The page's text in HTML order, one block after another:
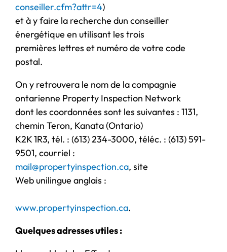
conseiller.cfm?attr=4)
et à y faire la recherche dun conseiller
énergétique en utilisant les trois
premières lettres et numéro de votre code
postal.
On y retrouvera le nom de la compagnie
ontarienne Property Inspection Network
dont les coordonnées sont les suivantes : 1131,
chemin Teron, Kanata (Ontario)
K2K 1R3, tél. : (613) 234-3000, téléc. : (613) 591-
9501, courriel :
mail@propertyinspection.ca, site
Web unilingue anglais :
www.propertyinspection.ca.
Quelques adresses utiles :